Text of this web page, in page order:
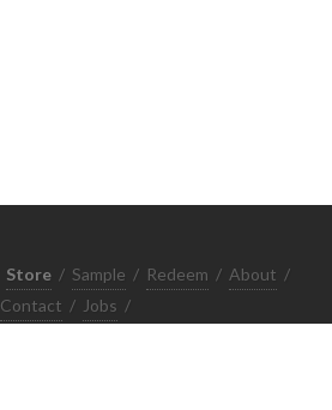
Store / Sample / Redeem / About /
Contact / Jobs /